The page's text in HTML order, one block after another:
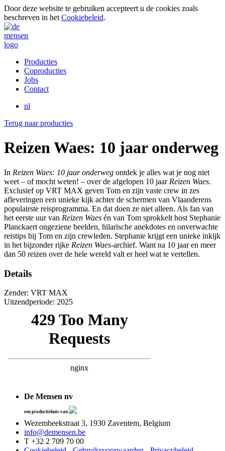
Door deze website te gebruiken accepteert u de cookies zoals
beschreven in het Cookiebeleid.
Producties
Coproducties
Jobs
Contact
nl
Terug naar producties
Reizen Waes: 10 jaar onderweg
In Reizen Waes: 10 jaar onderweg ontdek je alles wat je nog niet
weet – of mocht weten! – over de afgelopen 10 jaar Reizen Waes.
Exclusief op VRT MAX geven Tom en zijn vaste crew in zes
afleveringen een unieke kijk achter de schermen van Vlaanderens
populairste reisprogramma. En dat doen ze niet alleen. Als fan van
het eerste uur van Reizen Waes én van Tom sprokkelt host Stephanie
Planckaert ongeziene beelden, hilarische anekdotes en onverwachte
reistips bij Tom en zijn crewleden. Stephanie krijgt een unieke inkijk
in het bijzonder rijke Reizen Waes-archief. Want na 10 jaar en meer
dan 50 reizen over de hele wereld valt er heel wat te vertellen.
Details
Zender: VRT MAX
Uitzendperiode: 2025
De Mensen nv
een productiehuis van
Wezembeekstraat 3, 1930 Zaventem, Belgium
info@demensen.be
T +32 2 709 70 00